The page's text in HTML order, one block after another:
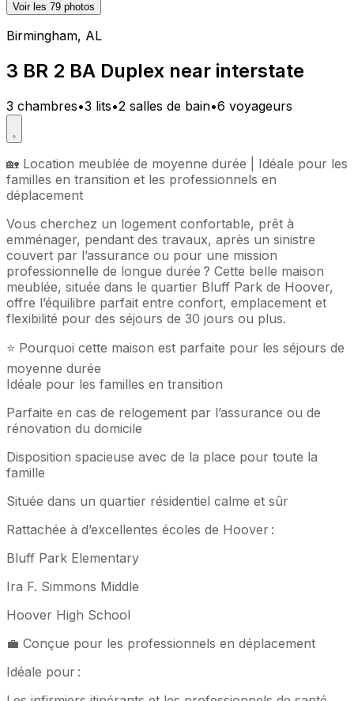
Voir les 79 photos
Birmingham, AL
3 BR 2 BA Duplex near interstate
3 chambres•3 lits•2 salles de bain•6 voyageurs
🏡 Location meublée de moyenne durée | Idéale pour les
familles en transition et les professionnels en
déplacement
Vous cherchez un logement confortable, prêt à
emménager, pendant des travaux, après un sinistre
couvert par l’assurance ou pour une mission
professionnelle de longue durée ? Cette belle maison
meublée, située dans le quartier Bluff Park de Hoover,
offre l’équilibre parfait entre confort, emplacement et
flexibilité pour des séjours de 30 jours ou plus.
⭐ Pourquoi cette maison est parfaite pour les séjours de
moyenne durée
Idéale pour les familles en transition
Parfaite en cas de relogement par l’assurance ou de
rénovation du domicile
Disposition spacieuse avec de la place pour toute la
famille
Située dans un quartier résidentiel calme et sûr
Rattachée à d’excellentes écoles de Hoover :
Bluff Park Elementary
Ira F. Simmons Middle
Hoover High School
💼 Conçue pour les professionnels en déplacement
Idéale pour :